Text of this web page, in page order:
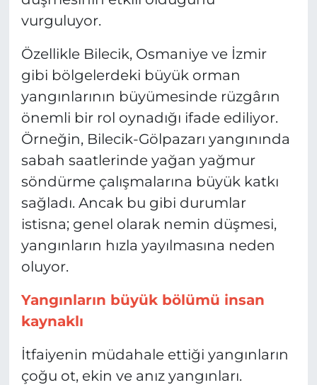
vurguluyor.
Özellikle Bilecik, Osmaniye ve İzmir
gibi bölgelerdeki büyük orman
yangınlarının büyümesinde rüzgârın
önemli bir rol oynadığı ifade ediliyor.
Örneğin, Bilecik-Gölpazarı yangınında
sabah saatlerinde yağan yağmur
söndürme çalışmalarına büyük katkı
sağladı. Ancak bu gibi durumlar
istisna; genel olarak nemin düşmesi,
yangınların hızla yayılmasına neden
oluyor.
Yangınların büyük bölümü insan
kaynaklı
İtfaiyenin müdahale ettiği yangınların
çoğu ot, ekin ve anız yangınları.